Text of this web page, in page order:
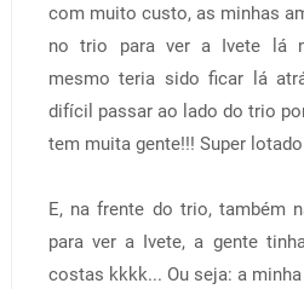
com muito custo, as minhas
no trio para ver a Ivete lá
mesmo teria sido ficar lá
difícil passar ao lado do trio
tem muita gente!!! Super
E, na frente do trio, também
para ver a Ivete, a gente
costas kkkk... Ou seja: a